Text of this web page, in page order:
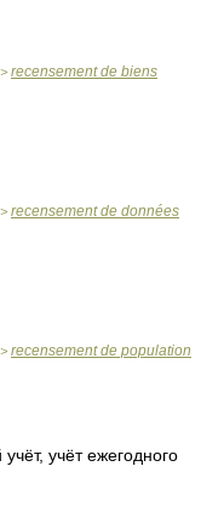
> recensement de biens
> recensement de données
> recensement de population
учёт ежегодного